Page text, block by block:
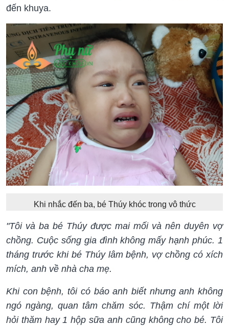
đến khuya.
Khi nhắc đến ba, bé Thúy khóc trong vô thức
"Tôi và ba bé Thúy được mai mối và nên duyên vợ
chồng. Cuộc sống gia đình không mấy hạnh phúc. 1
tháng trước khi bé Thúy lâm bệnh, vợ chồng có xích
mích, anh về nhà cha mẹ.
Khi con bệnh, tôi có báo anh biết nhưng anh không
ngó ngàng, quan tâm chăm sóc. Thậm chí một lời
hỏi thăm hay 1 hộp sữa anh cũng không cho bé. Tôi